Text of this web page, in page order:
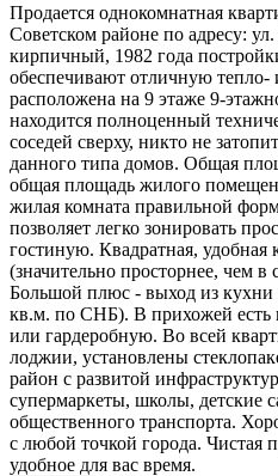
Продается однокомнатная
Советском районе по адресу:
кирпичный, 1982 года
обеспечивают отличную тепло-
расположена на 9 этаже 9-
находится полноценный
соседей сверху, никто не
данного типа домов. Общая
общая площадь жилого
жилая комната правильной
позволяет легко зонировать
гостиную. Квадратная,
(значительно просторнее, чем
Большой плюс - выход из
кв.м. по СНБ). В прихожей
или гардеробную. Во всей
лоджии, установлены
район с развитой
супермаркеты, школы, детские
общественного транспорта.
с любой точкой города. Чистая
удобное для вас время.